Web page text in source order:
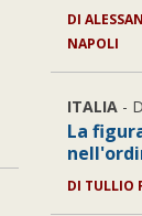
DI
NAPOLI
ITALIA -
La
DI TULLIO